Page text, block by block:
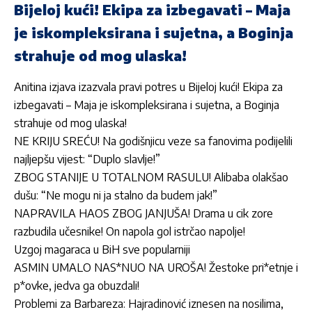
Bijeloj kući! Ekipa za izbegavati – Maja
je iskompleksirana i sujetna, a Boginja
strahuje od mog ulaska!
Anitina izjava izazvala pravi potres u Bijeloj kući! Ekipa za
izbegavati – Maja je iskompleksirana i sujetna, a Boginja
strahuje od mog ulaska!
NE KRIJU SREĆU! Na godišnjicu veze sa fanovima podijelili
najljepšu vijest: “Duplo slavlje!”
ZBOG STANIJE U TOTALNOM RASULU! Alibaba olakšao
dušu: “Ne mogu ni ja stalno da budem jak!”
NAPRAVILA HAOS ZBOG JANJUŠA! Drama u cik zore
razbudila učesnike! On napola gol istrčao napolje!
Uzgoj magaraca u BiH sve popularniji
ASMIN UMALO NAS*NUO NA UROŠA! Žestoke pri*etnje i
p*ovke, jedva ga obuzdali!
Problemi za Barbareza: Hajradinović iznesen na nosilima,